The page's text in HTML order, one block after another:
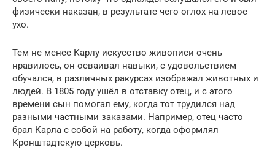
физически наказан, в результате чего оглох на левое
ухо.
Тем не менее Карлу искусство живописи очень
нравилось, он осваивал навыки, с удовольствием
обучался, в различных ракурсах изображал животных и
людей. В 1805 году ушёл в отставку отец, и с этого
времени сын помогал ему, когда тот трудился над
разными частными заказами. Например, отец часто
брал Карла с собой на работу, когда оформлял
Кронштадтскую церковь.